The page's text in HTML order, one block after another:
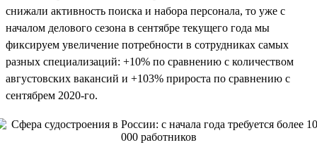
снижали активность поиска и набора персонала, то уже с
началом делового сезона в сентябре текущего года мы
фиксируем увеличение потребности в сотрудниках самых
разных специализаций: +10% по сравнению с количеством
августовских вакансий и +103% прироста по сравнению с
сентябрем 2020-го.